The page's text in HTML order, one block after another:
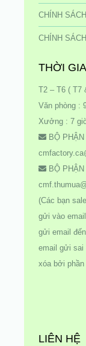
CHÍNH
CHÍNH
THỜI
T2 – T6 ( T7
Văn phòng :
Xưởng : 7
BỘ
BỘ
(Các bạn
gửi vào
gửi email
email gửi sai
xóa bởi
LIÊN HỆ